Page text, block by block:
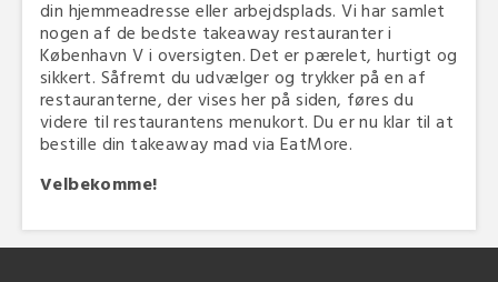
din hjemmeadresse eller arbejdsplads. Vi har samlet
nogen af de bedste takeaway restauranter i
København V i oversigten. Det er pærelet, hurtigt og
sikkert. Såfremt du udvælger og trykker på en af
restauranterne, der vises her på siden, føres du
videre til restaurantens menukort. Du er nu klar til at
bestille din takeaway mad via EatMore.
Velbekomme!